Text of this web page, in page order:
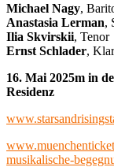
Michael Nagy,
Anastasia Lerman,
Ilia Skvirskii, Tenor
Ernst Schlader,
16. Mai 2025m in
Residenz
musikalische-